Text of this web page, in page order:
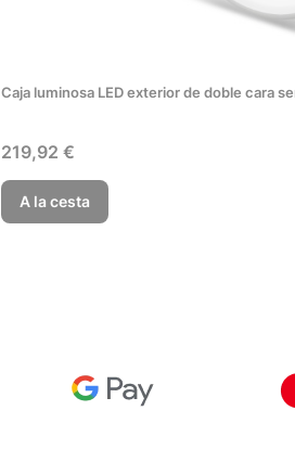
Caja luminosa LED exterior de doble cara
Precio
219,92 €
A la cesta